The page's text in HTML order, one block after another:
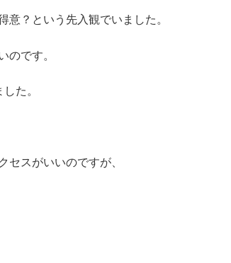
意？という先入観でいました。
のです。
た。
セスがいいのですが、